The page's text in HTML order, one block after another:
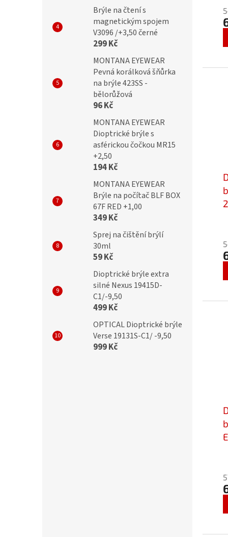
Brýle na čtení s
magnetickým spojem
V3096 /+3,50 černé
299 Kč
MONTANA EYEWEAR
Pevná korálková šňůrka
na brýle 423SS -
bělorůžová
96 Kč
MONTANA EYEWEAR
Dioptrické brýle s
asférickou čočkou MR15
+2,50
194 Kč
MONTANA EYEWEAR
Brýle na počítač BLF BOX
67F RED +1,00
349 Kč
Sprej na čištění brýlí
30ml
59 Kč
Dioptrické brýle extra
silné Nexus 19415D-
C1/-9,50
499 Kč
OPTICAL Dioptrické brýle
Verse 19131S-C1/ -9,50
999 Kč
z
z
z